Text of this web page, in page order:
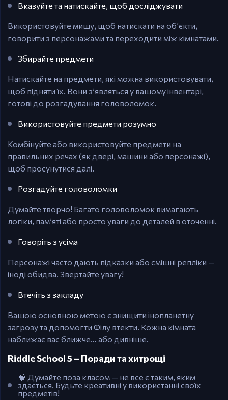
Вказуйте та натискайте, щоб досліджувати
Використовуйте мишу, щоб натискати на об’єкти,
говорити з персонажами та переходити між кімнатами.
Збирайте предмети
Натискайте на предмети, які можна використовувати,
щоб підняти їх. Вони з’являться у вашому інвентарі,
готові до розгадування головоломок.
Використовуйте предмети розумно
Комбінуйте або використовуйте предмети на
правильних речах (як двері, машини або персонажі),
щоб просунутися далі.
Розгадуйте головоломки
Думайте творчо! Багато головоломок вимагають
логіки, пам’яті або просто уваги до деталей в оточенні.
Говоріть з усіма
Персонажі часто дають підказки або смішні репліки —
іноді обидва. Звертайте увагу!
Втечіть з закладу
Вашою основною метою є знищити інопланетну
загрозу та допомогти Філу втекти. Кожна кімната
наближає вас ближче… або дивніше.
Riddle School 5 – Поради та хитрощі
🧠 Думайте поза класом — не все є таким, яким
здається. Будьте креативні у використанні своїх
предметів!